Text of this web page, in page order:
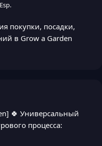
покупки, посадки,
в Grow a Garden
🍀 Универсальный
процесса: